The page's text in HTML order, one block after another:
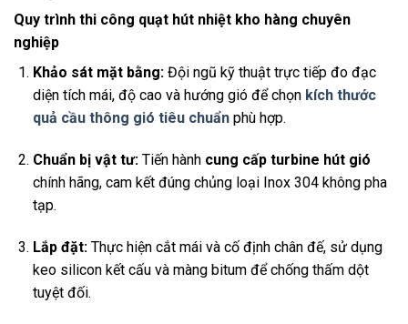
Quy trình thi công quạt hút nhiệt kho hàng chuyên
nghiệp
Khảo sát mặt bằng:Đội ngũ kỹ thuật trực tiếp đo đạc
diện tích mái, độ cao và hướng gió để chọn kích thước
quả cầu thông gió tiêu chuẩnphù hợp.
Chuẩn bị vật tư:Tiến hành cung cấp turbine hút gió
chính hãng, cam kết đúng chủng loại Inox 304 không pha
tạp.
Lắp đặt:Thực hiện cắt mái và cố định chân đế, sử dụng
keo silicon kết cấu và màng bitum để chống thấm dột
tuyệt đối.